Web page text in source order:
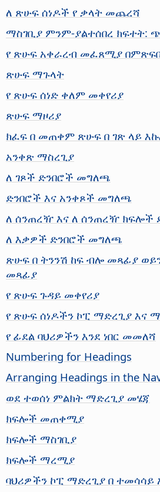
ለ ጽሁፍ ሰነዶች የ ቃላት መጨረሻ
ማስገቢያ ምንም-ያልተሰበረ ክፍተት:
የ ጽሁፍ አቀራረብ መፈጸሚያ
ጽሁፍ ማጉላት
የ ጽሁፍ ሰነድ ቀለም መቀየሪያ
ጽሁፍ ማዞሪያ
ክፈፍ በ መጠቀም ጽሁፍ በ ገጽ ላይ
አንቀጽ ማስረጊያ
ለ ገጾች ድንበሮች መግለጫ
ድንበሮች እና አንቀጾች መግለጫ
ለ ሰንጠረዥ እና ለ ሰንጠረዥ ክፍሎች
ለ እቃዎች ድንበሮች መግለጫ
ጽሁፍ በ ትንንሽ ከፍ ብሎ መጻፊያ
መጻፊያ
የ ጽሁፍ ጉዳይ መቀየሪያ
የ ጽሁፍ ሰነዶችን ኮፒ ማድረጊያ እና
የ ፊደል ባህሪዎችን እንደ ነበር መመለሻ
Numbering for Headings
Arranging Headings in the
ወደ ተወሰነ ምልክት ማድረጊያ መሄጃ
ክፍሎች መጠቀሚያ
ክፍሎች ማስገቢያ
ክፍሎች ማረሚያ
ባህሪዎችን ኮፒ ማድረጊያ በ